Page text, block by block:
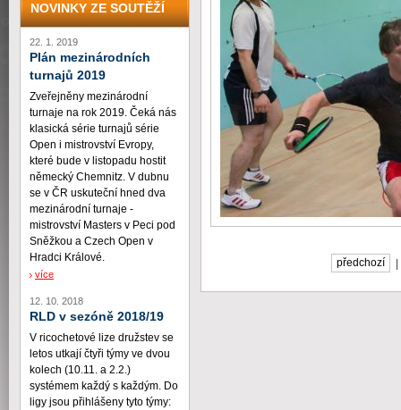
předchozí
NOVINKY ZE SOUTĚŽÍ
22. 1. 2019
Plán mezinárodních
turnajů 2019
Zveřejněny mezinárodní
turnaje na rok 2019. Čeká nás
klasická série turnajů série
Open i mistrovství Evropy,
které bude v listopadu hostit
německý Chemnitz. V dubnu
se v ČR uskuteční hned dva
mezinárodní turnaje -
mistrovství Masters v Peci pod
Sněžkou a Czech Open v
Hradci Králové.
více
12. 10. 2018
RLD v sezóně 2018/19
V ricochetové lize družstev se
letos utkají čtyři týmy ve dvou
kolech (10.11. a 2.2.)
systémem každý s každým. Do
ligy jsou přihlášeny tyto týmy: